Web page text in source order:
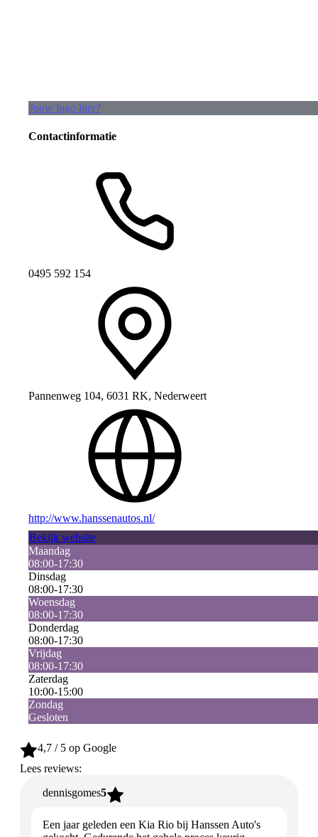
Jouw logo hier?
Contactinformatie
0495 592 154
Pannenweg 104, 6031 RK, Nederweert
http://www.hanssenautos.nl/
Bekijk website
Maandag
08:00-17:30
Dinsdag
08:00-17:30
Woensdag
08:00-17:30
Donderdag
08:00-17:30
Vrijdag
08:00-17:30
Zaterdag
10:00-15:00
Zondag
Gesloten
4,7 / 5 op Google
Lees reviews:
dennisgomes5
Een jaar geleden een Kia Rio bij Hanssen Auto's